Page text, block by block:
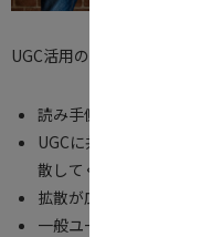
UGC活用のメリットは、次
読み手側のユーザーが
UGCに共感したユー
散してくれる
拡散が広がれば広がる
一般ユーザーからの、